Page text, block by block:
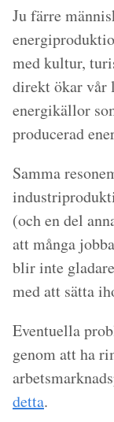
Ju färre
med kultur,
direkt ökar vår
energikällor
producerad
Samma
(och en del
att många
blir inte
med att sätta
Eventuella
genom att ha
detta.